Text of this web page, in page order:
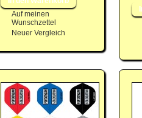
Auf meinen
Wunschzettel
Neuer Vergleich